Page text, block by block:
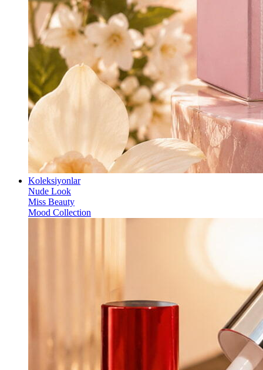
Koleksiyonlar
Nude Look
Miss Beauty
Mood Collection